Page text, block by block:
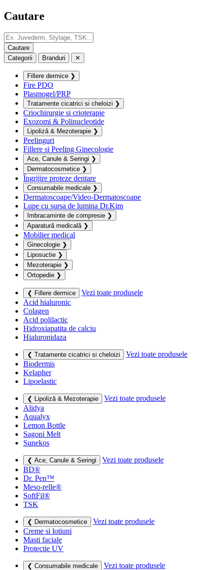
Cautare
Categorii Branduri ✕
Fillere dermice ❯
Fire PDO
Plasmogel/PRP
Tratamente cicatrici si cheloizi ❯
Criochirurgie si crioterapie
Exozomi & Polinucleotide
Lipoliză & Mezoterapie ❯
Peelinguri
Fillere si Peeling Ginecologie
Ace, Canule & Seringi ❯
Dermatocosmetice ❯
Îngrijire proteze dentare
Consumabile medicale ❯
Dermatoscoape/Video-Dermatoscoape
Lupe cu sursa de lumina Dr.Kim
Imbracaminte de compresie ❯
Aparatură medicală ❯
Mobilier medical
Ginecologie ❯
Liposuctie ❯
Mezoterapie ❯
Ortopedie ❯
❮ Fillere dermice
Vezi toate produsele
Acid hialuronic
Colagen
Acid polilactic
Hidroxiapatita de calciu
Hialuronidaza
❮ Tratamente cicatrici si cheloizi
Vezi toate produsele
Biodermis
Kelapher
Lipoelastic
❮ Lipoliză & Mezoterapie
Vezi toate produsele
Alidya
Aqualyx
Lemon Bottle
Sagoni Melt
Sunekos
❮ Ace, Canule & Seringi
Vezi toate produsele
BD®
Dr. Pen™
Meso-relle®
SoftFil®
TSK
❮ Dermatocosmetice
Vezi toate produsele
Creme si lotiuni
Masti faciale
Protectie UV
❮ Consumabile medicale
Vezi toate produsele